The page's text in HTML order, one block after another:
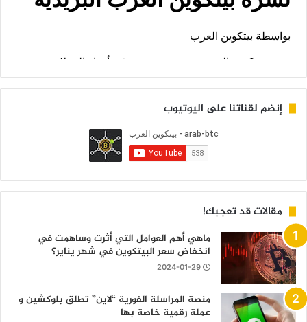
إنضم لقناتنا على اليوتيوب
مقالات قد تعجبك!
ماهي أهم العوامل التي أثرت وساهمت في
انخفاض سعر البيتكوين في شهر يناير؟
2024-01-29
منصة المراسلة الفورية “لاين” تطلق بلوكشين و
عملة رقمية خاصة بها